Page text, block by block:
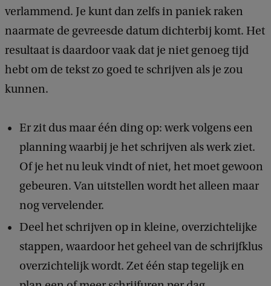
verlammend. Je kunt dan zelfs in paniek raken
naarmate de gevreesde datum dichterbij komt. Het
resultaat is daardoor vaak dat je niet genoeg tijd
hebt om de tekst zo goed te schrijven als je zou
kunnen.
Er zit dus maar één ding op: werk volgens een
planning waarbij je het schrijven als werk ziet.
Of je het nu leuk vindt of niet, het moet gewoon
gebeuren. Van uitstellen wordt het alleen maar
nog vervelender.
Deel het schrijven op in kleine, overzichtelijke
stappen, waardoor het geheel van de schrijfklus
overzichtelijk wordt. Zet één stap tegelijk en